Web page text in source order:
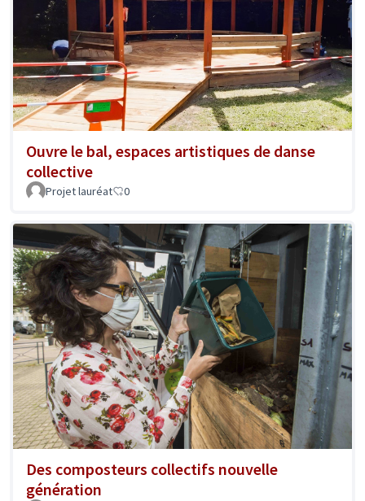
Ouvre le bal, espaces artistiques de danse
collective
Projet lauréat 0
Des composteurs collectifs nouvelle
génération